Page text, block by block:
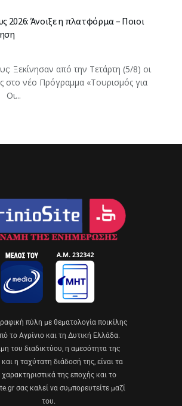
2026: Άνοιξε η πλατφόρμα – Ποιοι
Ξεκίνησαν από την Τετάρτη (5/8) οι
στο νέο Πρόγραμμα «Τουρισμός για
Οι...
πύλη με θεματολογία ποικίλης
το Αγρίνιο και τη Δυτική Ελλάδα.
του διαδικτύου, η αμεσότητα της
η ταχύτατη διάδοσή της, είναι τα
χαρακτηριστικά της εποχής και το
σας καλεί να συμπορευτείτε μαζί
του.